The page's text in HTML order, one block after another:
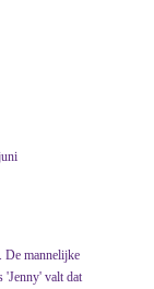
De mannelijke
'Jenny' valt dat